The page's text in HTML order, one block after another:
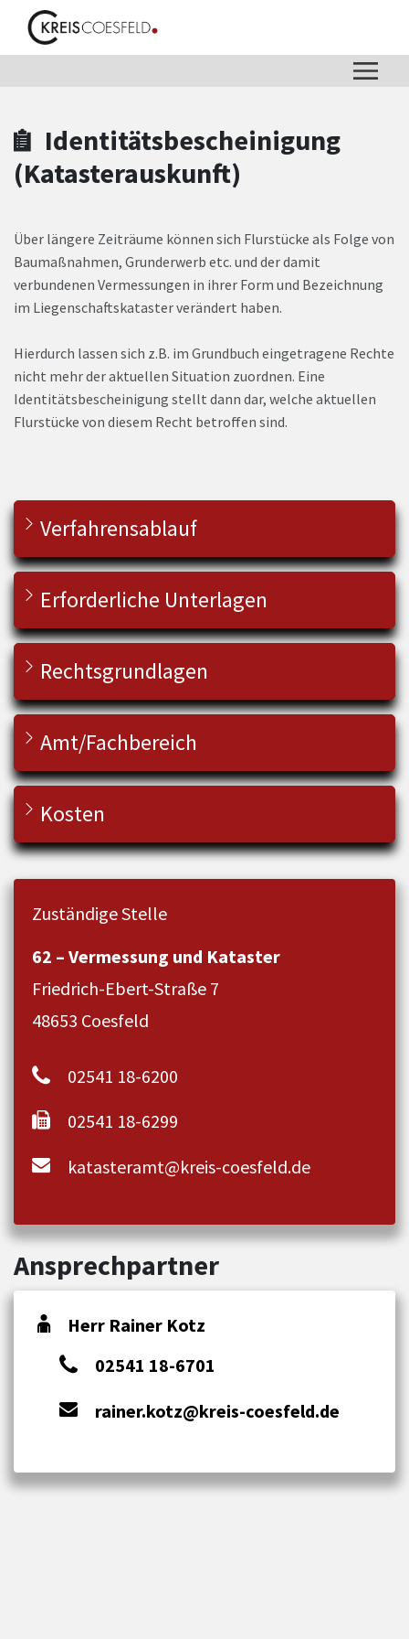
Zum Header
Zum Hauptinhalt
Zum Footer
Zum Hauptinhalt springen
Identitätsbescheinigung
(Katasterauskunft)
Über längere Zeiträume können sich Flurstücke als Folge von
Baumaßnahmen, Grunderwerb etc. und der damit
verbundenen Vermessungen in ihrer Form und Bezeichnung
im Liegenschaftskataster verändert haben.
Hierdurch lassen sich z.B. im Grundbuch eingetragene Rechte
nicht mehr der aktuellen Situation zuordnen. Eine
Identitätsbescheinigung stellt dann dar, welche aktuellen
Flurstücke von diesem Recht betroffen sind.
Verfahrensablauf
Erforderliche Unterlagen
Rechtsgrundlagen
Amt/Fachbereich
Kosten
Zuständige Stelle
62 – Vermessung und Kataster
Friedrich-Ebert-Straße 7
48653 Coesfeld
02541 18-6200
02541 18-6299
katasteramt@kreis-coesfeld.de
Ansprechpartner
Herr Rainer Kotz
02541 18-6701
rainer.kotz@kreis-coesfeld.de